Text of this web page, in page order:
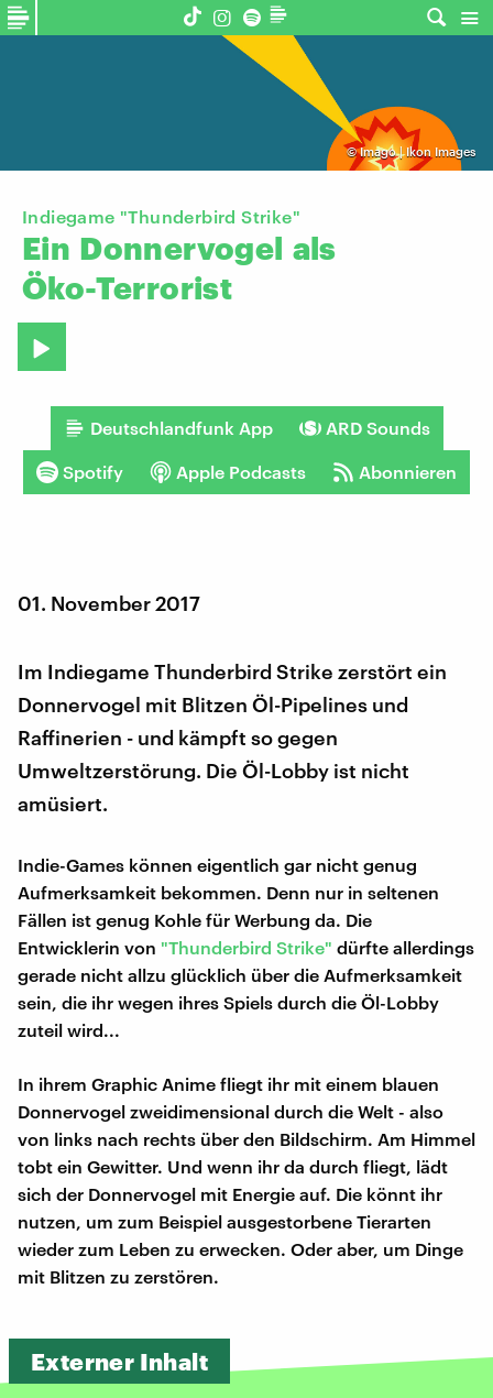
©Imago | Ikon Images
Indiegame "Thunderbird Strike"
Ein Donnervogel als
Öko-Terrorist
Deutschlandfunk App ARD Sounds
Spotify Apple Podcasts Abonnieren
01. November 2017
Im Indiegame Thunderbird Strike zerstört ein
Donnervogel mit Blitzen Öl-Pipelines und
Raffinerien - und kämpft so gegen
Umweltzerstörung. Die Öl-Lobby ist nicht
amüsiert.
Indie-Games können eigentlich gar nicht genug
Aufmerksamkeit bekommen. Denn nur in seltenen
Fällen ist genug Kohle für Werbung da. Die
Entwicklerin von "Thunderbird Strike" dürfte allerdings
gerade nicht allzu glücklich über die Aufmerksamkeit
sein, die ihr wegen ihres Spiels durch die Öl-Lobby
zuteil wird...
In ihrem Graphic Anime fliegt ihr mit einem blauen
Donnervogel zweidimensional durch die Welt - also
von links nach rechts über den Bildschirm. Am Himmel
tobt ein Gewitter. Und wenn ihr da durch fliegt, lädt
sich der Donnervogel mit Energie auf. Die könnt ihr
nutzen, um zum Beispiel ausgestorbene Tierarten
wieder zum Leben zu erwecken. Oder aber, um Dinge
mit Blitzen zu zerstören.
Externer Inhalt